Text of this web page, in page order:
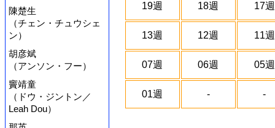
陳楚生
（チェン・チュウシェ
ン）
胡彦斌
（アンソン・フー）
竇靖童
（ドウ・ジントン／
Leah Dou）
19週 18週 17週
13週 12週 11週
07週 06週 05週
01週 - -